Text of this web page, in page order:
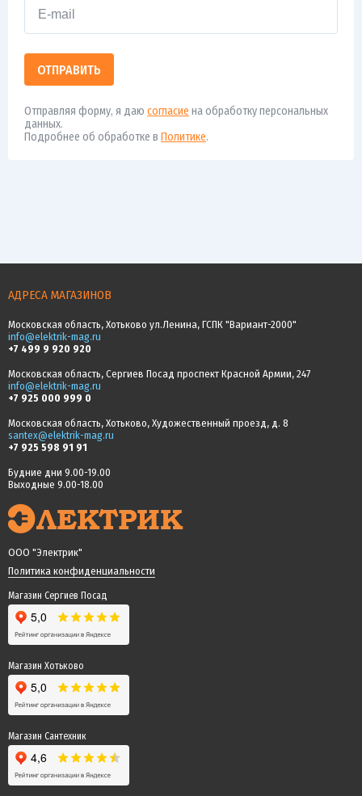
ОТПРАВИТЬ
Отправляя форму, я даю согласие на обработку персональных
данных.
Подробнее об обработке в Политике.
АДРЕСА МАГАЗИНОВ
Московская область, Хотьково ул.Ленина, ГСПК "Вариант-2000"
info@elektrik-mag.ru
+7 499 9 920 920
Московская область, Сергиев Посад проспект Красной Армии, 247
info@elektrik-mag.ru
+7 925 000 999 0
Московская область, Хотьково, Художественный проезд, д. 8
santex@elektrik-mag.ru
+7 925 598 91 91
Будние дни 9.00-19.00
Выходные 9.00-18.00
ООО "Электрик"
Политика конфиденциальности
Магазин Сергиев Посад
Магазин Хотьково
Магазин Сантехник